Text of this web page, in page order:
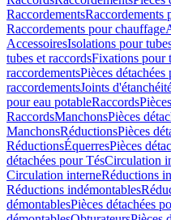
RaccordementsRaccordements
Raccordements pour chauffage
AccessoiresIsolations pour
tubes et raccordsFixations pour
raccordementsPièces
raccordementsJoints
pour eau potableRaccords
RaccordsManchonsPièces
ManchonsRéductionsPièces
RéductionsÉquerresPièces
détachées pour TésCirculation
Circulation interneRéductions
Réductions indémontables
démontablesPièces détachées